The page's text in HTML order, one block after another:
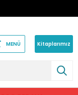
MENÜ Kitaplarımız